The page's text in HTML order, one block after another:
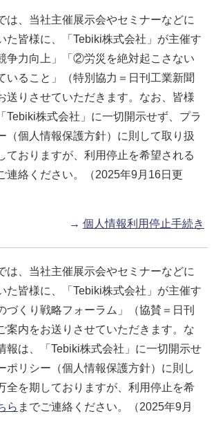
は、当社主催展示会やセミナーなどに
た皆様に、「Tebiki株式会社」が主催す
争力向上」「②労災を絶対起こさない
いること」（特別協力＝日刊工業新聞
送りさせていただきます。なお、皆様
Tebiki株式会社」に一切開示せず、プラ
（個人情報保護方針）に則して取り扱
ておりますが、利用停止を希望される
連絡ください。（2025年9月16日更
→ 個人情報利用停止手続き
は、当社主催展示会やセミナーなどに
た皆様に、「Tebiki株式会社」が主催す
づくり戦略フォーラム」（協賛＝日刊
案内をお送りさせていただきます。な
報は、「Tebiki株式会社」に一切開示せ
ポリシー（個人情報保護方針）に則し
全を期しておりますが、利用停止を希
ら までご連絡ください。（2025年9月